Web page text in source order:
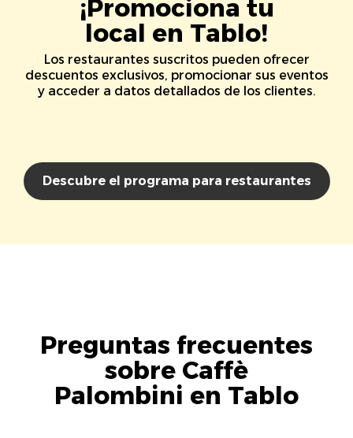
¡Promociona tu
local en Tablo!
Los restaurantes suscritos pueden ofrecer
descuentos exclusivos, promocionar sus eventos
y acceder a datos detallados de los clientes.
Descubre el programa para restaurantes
Preguntas frecuentes
sobre Caffè
Palombini en Tablo